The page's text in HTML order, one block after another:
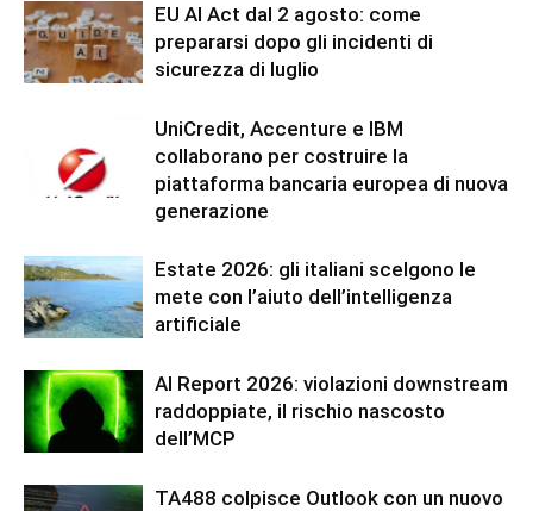
EU AI Act dal 2 agosto: come
prepararsi dopo gli incidenti di
sicurezza di luglio
UniCredit, Accenture e IBM
collaborano per costruire la
piattaforma bancaria europea di nuova
generazione
Estate 2026: gli italiani scelgono le
mete con l’aiuto dell’intelligenza
artificiale
AI Report 2026: violazioni downstream
raddoppiate, il rischio nascosto
dell’MCP
TA488 colpisce Outlook con un nuovo